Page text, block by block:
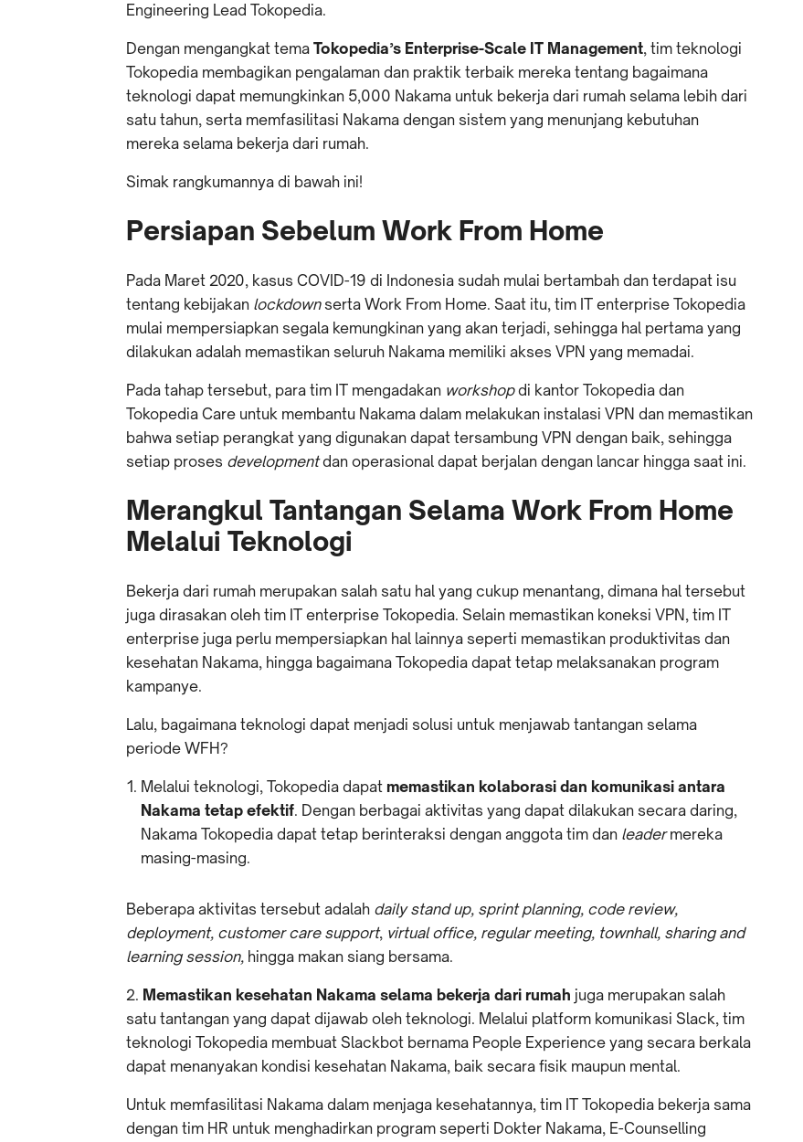
Engineering Lead Tokopedia.
Dengan mengangkat tema Tokopedia’s Enterprise-Scale IT Management, tim teknologi
Tokopedia membagikan pengalaman dan praktik terbaik mereka tentang bagaimana
teknologi dapat memungkinkan 5,000 Nakama untuk bekerja dari rumah selama lebih dari
satu tahun, serta memfasilitasi Nakama dengan sistem yang menunjang kebutuhan
mereka selama bekerja dari rumah.
Simak rangkumannya di bawah ini!
Persiapan Sebelum Work From Home
Pada Maret 2020, kasus COVID-19 di Indonesia sudah mulai bertambah dan terdapat isu
tentang kebijakan lockdownserta Work From Home. Saat itu, tim IT enterprise Tokopedia
mulai mempersiapkan segala kemungkinan yang akan terjadi, sehingga hal pertama yang
dilakukan adalah memastikan seluruh Nakama memiliki akses VPN yang memadai.
Pada tahap tersebut, para tim IT mengadakan workshopdi kantor Tokopedia dan
Tokopedia Care untuk membantu Nakama dalam melakukan instalasi VPN dan memastikan
bahwa setiap perangkat yang digunakan dapat tersambung VPN dengan baik, sehingga
setiap proses developmentdan operasional dapat berjalan dengan lancar hingga saat ini.
Merangkul Tantangan Selama Work From Home
Melalui Teknologi
Bekerja dari rumah merupakan salah satu hal yang cukup menantang, dimana hal tersebut
juga dirasakan oleh tim IT enterprise Tokopedia. Selain memastikan koneksi VPN, tim IT
enterprise juga perlu mempersiapkan hal lainnya seperti memastikan produktivitas dan
kesehatan Nakama, hingga bagaimana Tokopedia dapat tetap melaksanakan program
kampanye.
Lalu, bagaimana teknologi dapat menjadi solusi untuk menjawab tantangan selama
periode WFH?
Melalui teknologi, Tokopedia dapat memastikan kolaborasi dan komunikasi antara
Nakama tetap efektif. Dengan berbagai aktivitas yang dapat dilakukan secara daring,
Nakama Tokopedia dapat tetap berinteraksi dengan anggota tim dan leadermereka
masing-masing.
Beberapa aktivitas tersebut adalah daily stand up, sprint planning, code review,
deployment, customer care support, virtual office, regular meeting, townhall, sharing and
learning session, hingga makan siang bersama.
2. Memastikan kesehatan Nakama selama bekerja dari rumah juga merupakan salah
satu tantangan yang dapat dijawab oleh teknologi. Melalui platform komunikasi Slack, tim
teknologi Tokopedia membuat Slackbot bernama People Experience yang secara berkala
dapat menanyakan kondisi kesehatan Nakama, baik secara fisik maupun mental.
Untuk memfasilitasi Nakama dalam menjaga kesehatannya, tim IT Tokopedia bekerja sama
dengan tim HR untuk menghadirkan program seperti Dokter Nakama, E-Counselling